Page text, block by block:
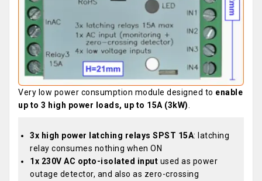
Very low power consumption module designed to enable
up to 3 high power loads, up to 15A (3kW)
3x high power latching relays SPST 15A: latching
relay consumes nothing when ON
1x 230V AC opto-isolated input used as power
outage detector, and also as zero-crossing